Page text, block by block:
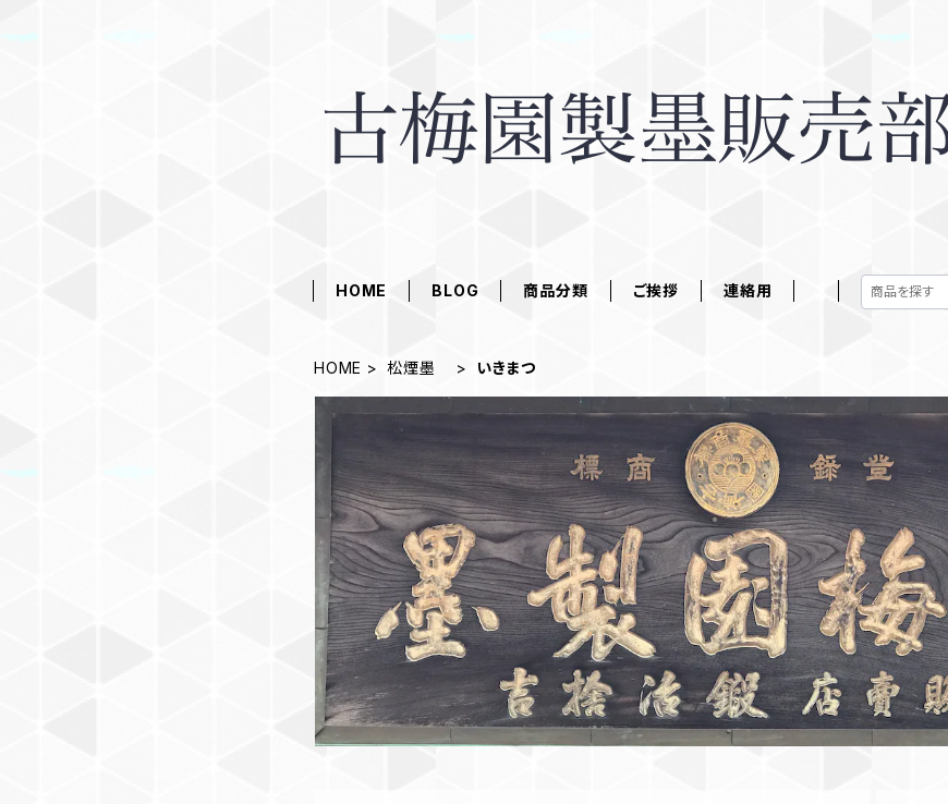
HOME BLOG 商品分類 ご挨拶 連絡用
HOME 松煙墨 いきまつ